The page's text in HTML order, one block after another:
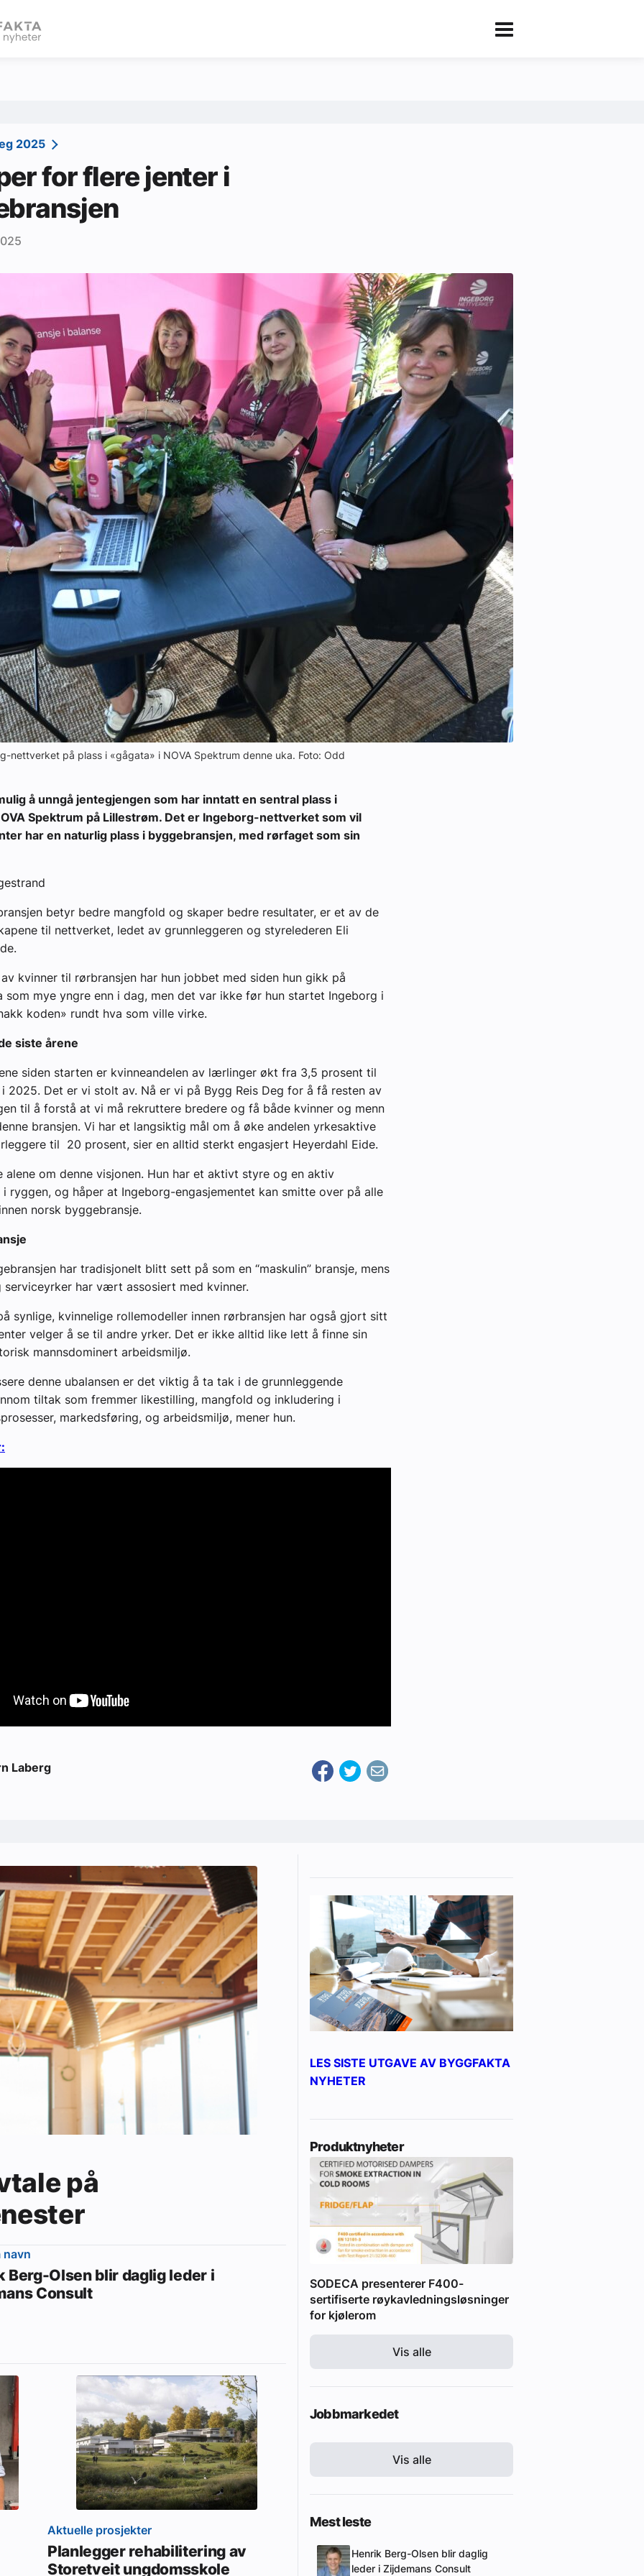
eBlad
2025
for flere jenter i
nettverket på plass i «gågata» i NOVA Spektrum denne uka. Foto: Odd
å unngå jentegjengen som har inntatt en sentral plass i
Spektrum på Lillestrøm. Det er Ingeborg-nettverket som vil
har en naturlig plass i byggebransjen, med rørfaget som sin
betyr bedre mangfold og skaper bedre resultater, er et av de
til nettverket, ledet av grunnleggeren og styrelederen Eli
kvinner til rørbransjen har hun jobbet med siden hun gikk på
som mye yngre enn i dag, men det var ikke før hun startet Ingeborg i
koden» rundt hva som ville virke.
siste årene
siden starten er kvinneandelen av lærlinger økt fra 3,5 prosent til
2025. Det er vi stolt av. Nå er vi på Bygg Reis Deg for å få resten av
til å forstå at vi må rekruttere bredere og få både kvinner og menn
bransjen. Vi har et langsiktig mål om å øke andelen yrkesaktive
til 20 prosent, sier en alltid sterkt engasjert Heyerdahl Eide.
alene om denne visjonen. Hun har et aktivt styre og en aktiv
i ryggen, og håper at Ingeborg-engasjementet kan smitte over på alle
norsk byggebransje.
har tradisjonelt blitt sett på som en “maskulin” bransje, mens
serviceyrker har vært assosiert med kvinner.
synlige, kvinnelige rollemodeller innen rørbransjen har også gjort sitt
velger å se til andre yrker. Det er ikke alltid like lett å finne sin
mannsdominert arbeidsmiljø.
denne ubalansen er det viktig å ta tak i de grunnleggende
tiltak som fremmer likestilling, mangfold og inkludering i
markedsføring, og arbeidsmiljø, mener hun.
Laberg
på
navn
Berg-Olsen blir daglig leder i
Consult
Aktuelle prosjekter
Planlegger rehabilitering av
Storetveit ungdomsskole
LES SISTE UTGAVE AV BYGGFAKTA
NYHETER
Produktnyheter
SODECA presenterer F400-
sertifiserte røykavledningsløsninger
for kjølerom
Vis alle
Jobbmarkedet
Vis alle
Mest leste
Henrik Berg-Olsen blir daglig
leder i Zijdemans Consult